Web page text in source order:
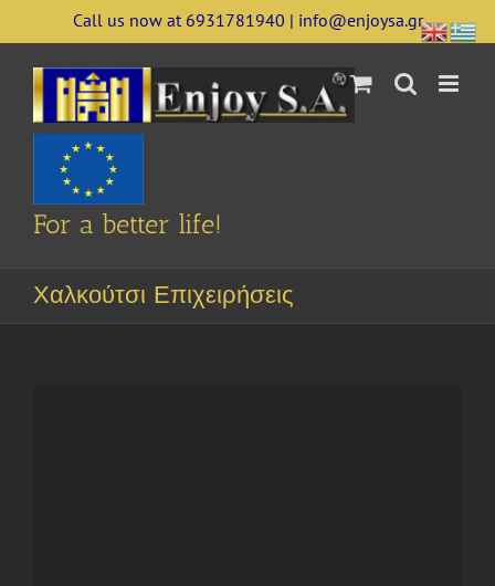
to
content
Call us now at 6931781940 | info@enjoysa.gr
For a better life!
Χαλκούτσι Επιχειρήσεις